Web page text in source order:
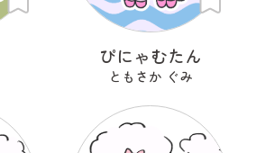
ぴにゃむたん
ともさか ぐみ